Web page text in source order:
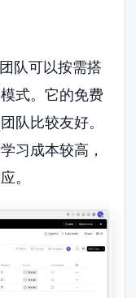
队可以按需搭
式。它的免费
队比较友好。
习成本较高，
。